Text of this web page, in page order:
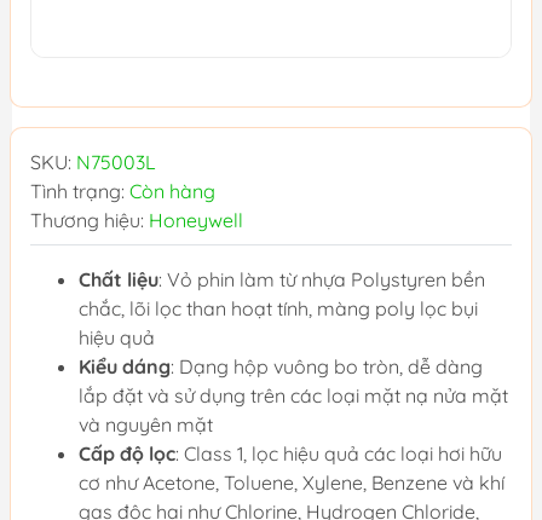
SKU: N75003L
Tình trạng: Còn hàng
Thương hiệu: Honeywell
Chất liệu: Vỏ phin làm từ nhựa Polystyren bền
chắc, lõi lọc than hoạt tính, màng poly lọc bụi
hiệu quả
Kiểu dáng: Dạng hộp vuông bo tròn, dễ dàng
lắp đặt và sử dụng trên các loại mặt nạ nửa mặt
và nguyên mặt
Cấp độ lọc: Class 1, lọc hiệu quả các loại hơi hữu
cơ như Acetone, Toluene, Xylene, Benzene và khí
gas độc hại như Chlorine, Hydrogen Chloride,